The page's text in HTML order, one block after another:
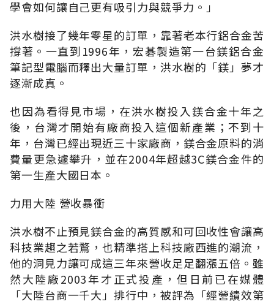
學會如何讓自己更有吸引力與競爭力。」
洪水樹接了幾年零星的訂單，靠著老本行鋁合金苦
撐著。一直到1996年，宏碁製造第一台鎂鋁合金
筆記型電腦而釋出大量訂單，洪水樹的「鎂」夢才
逐漸成真。
也因為看得見市場，在洪水樹投入鎂合金十年之
後，台灣才開始有廠商投入這個新產業；不到十
年，台灣已經出現近三十家廠商，鎂合金原料的消
費量更急遽攀升，並在2004年超越3C鎂合金件的
第一生產大國日本。
力用大陸 營收暴衝
洪水樹不止預見鎂合金的高質感和可回收性會讓高
科技業趨之若鶩，也精準搭上科技廠西進的潮流，
他的洞見力讓可成這三年來營收足足翻漲五倍。雖
然大陸廠2003年才正式投產，但日前已在媒體
「大陸台商一千大」排行中，被評為「經營績效第